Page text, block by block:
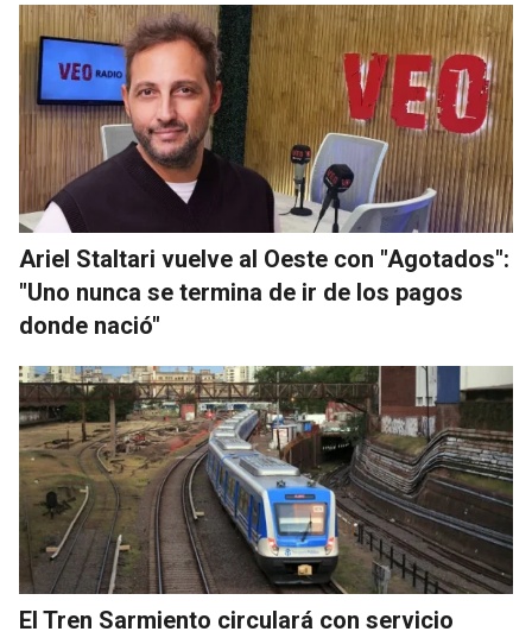
Ariel Staltari vuelve al Oeste con "Agotados":
"Uno nunca se termina de ir de los pagos
donde nació"
El Tren Sarmiento circulará con servicio